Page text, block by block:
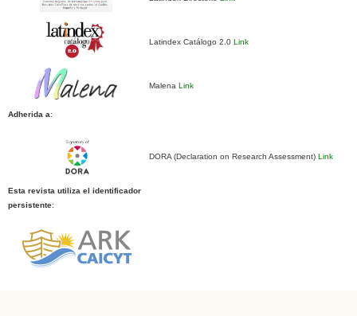
Latindex Catálogo 2.0Link
MalenaLink
Adherida a:
DORA (Declaration on Research Assessment)Link
Esta revista utiliza el identificador
persistente: